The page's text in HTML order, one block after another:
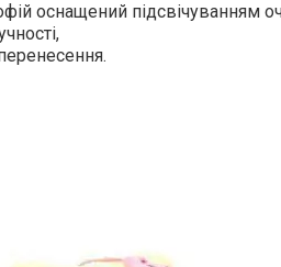
оснащений підсвічуванням